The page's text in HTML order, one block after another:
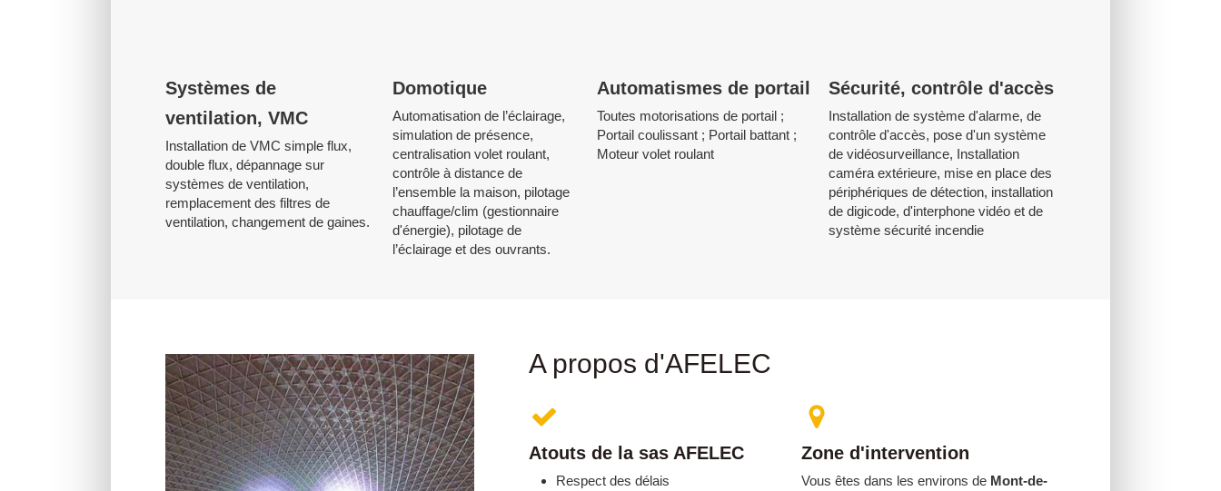
Systèmes de
ventilation, VMC
Installation de VMC simple flux,
double flux, dépannage sur
systèmes de ventilation,
remplacement des filtres de
ventilation, changement de gaines.
Domotique
Automatisation de l’éclairage,
simulation de présence,
centralisation volet roulant,
contrôle à distance de
l’ensemble la maison, pilotage
chauffage/clim (gestionnaire
d'énergie), pilotage de
l’éclairage et des ouvrants.
Automatismes de portail
Toutes motorisations de portail ;
Portail coulissant ; Portail battant ;
Moteur volet roulant
Sécurité, contrôle d'accès
Installation de système d'alarme, de
contrôle d'accès, pose d'un système
de vidéosurveillance, Installation
caméra extérieure, mise en place des
périphériques de détection, installation
de digicode, d'interphone vidéo et de
système sécurité incendie
A propos d'AFELEC
Atouts de la sas AFELEC
Respect des délais
Zone d'intervention
Vous êtes dans les environs de Mont-de-